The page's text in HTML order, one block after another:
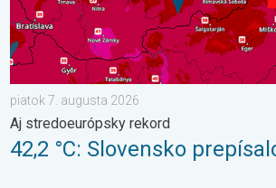
piatok 7. augusta 2026
Aj stredoeurópsky rekord
42,2 °C: Slovensko